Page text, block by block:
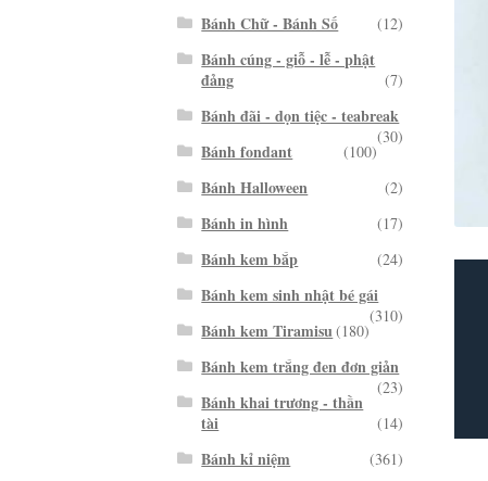
Bánh Chữ - Bánh Số (12)
Bánh cúng - giỗ - lễ - phật
đảng
(7)
Bánh đãi - dọn tiệc - teabreak
(30)
Bánh fondant (100)
Bánh Halloween (2)
Bánh in hình (17)
Bánh kem bắp (24)
Bánh kem sinh nhật bé gái
(310)
Bánh kem Tiramisu(180)
Bánh kem trắng đen đơn giản
(23)
Bánh khai trương - thần
tài
(14)
Bánh kỉ niệm (361)